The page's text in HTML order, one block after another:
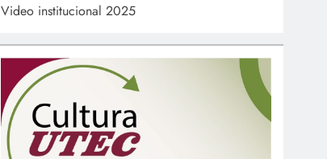
Video institucional 2025